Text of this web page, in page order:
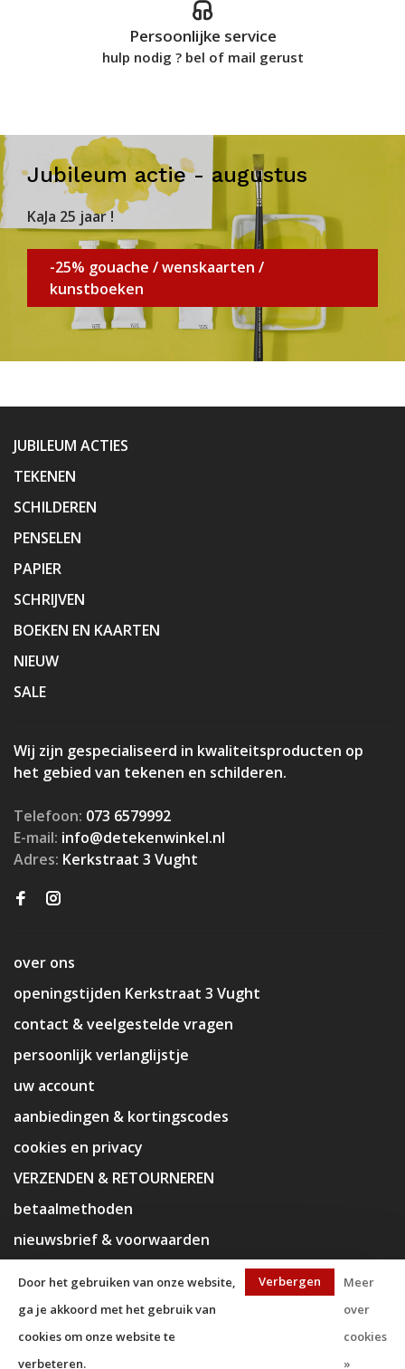
Persoonlijke service
hulp nodig ? bel of mail gerust
Jubileum actie - augustus
KaJa 25 jaar !
-25% gouache / wenskaarten /
kunstboeken
JUBILEUM ACTIES
TEKENEN
SCHILDEREN
PENSELEN
PAPIER
SCHRIJVEN
BOEKEN EN KAARTEN
NIEUW
SALE
Wij zijn gespecialiseerd in kwaliteitsproducten op
het gebied van tekenen en schilderen.
Telefoon: 073 6579992
E-mail: info@detekenwinkel.nl
Adres: Kerkstraat 3 Vught
over ons
openingstijden Kerkstraat 3 Vught
contact & veelgestelde vragen
persoonlijk verlanglijstje
uw account
aanbiedingen & kortingscodes
cookies en privacy
VERZENDEN & RETOURNEREN
betaalmethoden
nieuwsbrief & voorwaarden
Door het gebruiken van onze website,
ga je akkoord met het gebruik van
cookies om onze website te
verbeteren.
Verbergen
Meer
over
cookies
»